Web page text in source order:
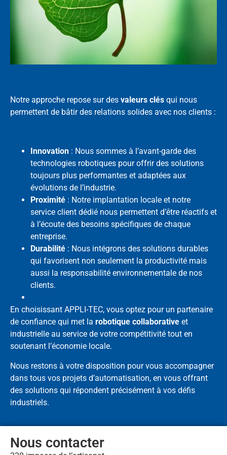
Notre approche repose sur des valeurs clés qui nous
permettent de bâtir des relations solides avec nos clients :
Innovation : Nous sommes à l’avant-garde des
technologies robotiques pour offrir des solutions
toujours plus performantes et adaptées aux
évolutions de l’industrie.
Proximité : Notre implantation locale et notre
service client dédié nous permettent d’être réactifs et
à l’écoute des besoins spécifiques de chaque
entreprise.
Durabilité : Nous intégrons des solutions durables
qui favorisent non seulement la productivité mais
aussi la responsabilité environnementale de nos
clients.
En choisissant APPLI-TEC, vous optez pour un partenaire
de confiance qui met la robotique collaborative et
industrielle au service de votre compétitivité tout en
soutenant l’économie locale.
Nous restons à votre disposition pour vous accompagner
dans tous vos projets d’automatisation, en vous offrant
des solutions qui répondent précisément à vos défis
industriels.
Nous contacter